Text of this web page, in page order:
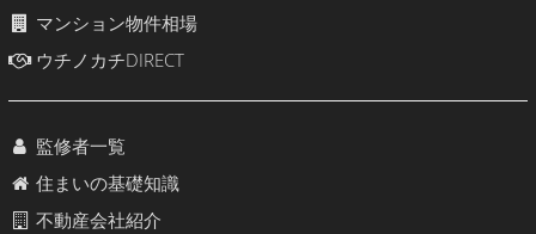
マンション物件相場
ウチノカチDIRECT
監修者一覧
住まいの基礎知識
不動産会社紹介